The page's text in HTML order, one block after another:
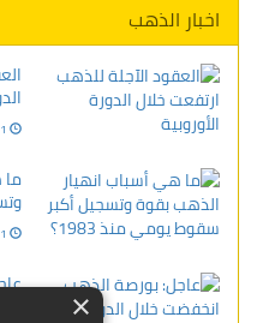
اخبار الذهب
×